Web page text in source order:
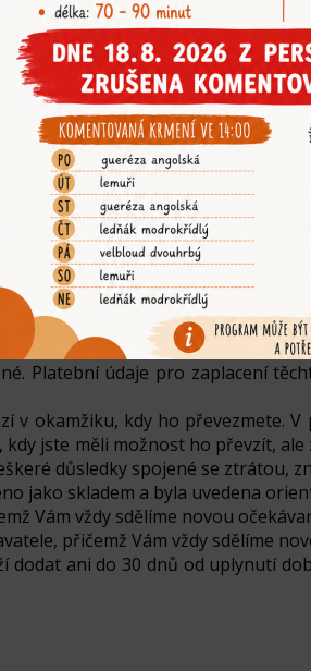
volby, přičemž můžete vybírat z
v seznamu provozoven;
Zásilkovna, Uloženka;
Česká pošta, PPL CZ, DHL,
republiky.
a na zvoleném způsobu
orientační a může se lišit od
e-mailu.
zkontrolovat
obalu, která svědčí o
Zboží, s výjimkou případů dle
od Smlouvy mezi Námi a
tohoto práva využít, je
případně na nárok na náhradu
Zboží doručováno opakovaně
Platební údaje pro zaplacení
v okamžiku, kdy ho převezmete.
jste měli možnost ho převzít,
důsledky spojené se ztrátou,
jako skladem a byla uvedena
Vám vždy sdělíme novou
přičemž Vám vždy sdělíme
dodat ani do 30 dnů od uplynutí